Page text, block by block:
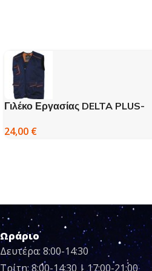
Γιλέκο Εργασίας DELTA PLUS-
24,00 €
Ωράριο
Δευτέρα: 8:00-14:30
Τρίτη: 8:00-14:30 | 17:00-21:00